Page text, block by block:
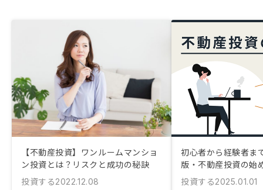
【不動産投資】ワンルームマンショ
ン投資とは？リスクと成功の秘訣
投資する2022.12.08
初心者から経験者ま
版・不動産投資の始
投資する2025.01.01